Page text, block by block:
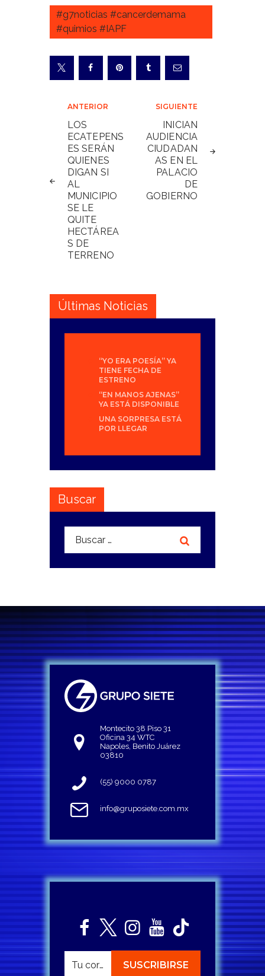
#g7noticias #cancerdemama
#quimios #IAPF
Navegación
de
entradas
ANTERIOR
LOS
ECATEPENS
ES SERÁN
QUIENES
DIGAN SI
AL
MUNICIPIO
SE LE
QUITE
HECTÁREA
S DE
TERRENO
SIGUIENTE
INICIAN
AUDIENCIA
CIUDADAN
AS EN EL
PALACIO
DE
GOBIERNO
Últimas Noticias
“YO ERA POESÍA” YA
TIENE FECHA DE
ESTRENO
“EN MANOS AJENAS”
YA ESTÁ DISPONIBLE
UNA SORPRESA ESTÁ
POR LLEGAR
Buscar
Buscar:
Montecito 38 Piso 31
Oficina 34 WTC
Napoles, Benito Juárez
03810
(55) 9000 0787
info@gruposiete.com.mx